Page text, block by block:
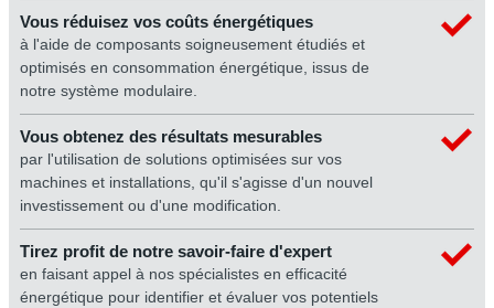
Vous réduisez vos coûts énergétiques
à l'aide de composants soigneusement étudiés et
optimisés en consommation énergétique, issus de
notre système modulaire.
Vous obtenez des résultats mesurables
par l'utilisation de solutions optimisées sur vos
machines et installations, qu'il s'agisse d'un nouvel
investissement ou d'une modification.
Tirez profit de notre savoir-faire d'expert
en faisant appel à nos spécialistes en efficacité
énergétique pour identifier et évaluer vos potentiels